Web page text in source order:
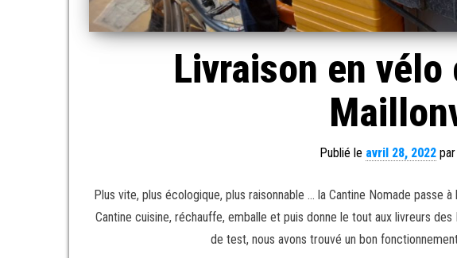
Livraison en
Publié le avril 28, 2022par
Plus vite, plus écologique, plus raisonnable … la Cantine Nomade passe
Cantine cuisine, réchauffe, emballe et puis donne le tout aux livreurs
de test, nous avons trouvé un bon